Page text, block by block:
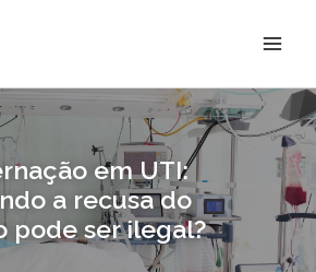
em UTI:
a recusa do
pode ser ilegal?